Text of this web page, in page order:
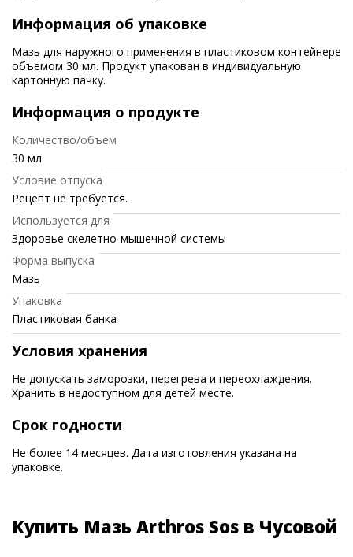
Информация об упаковке
Мазь для наружного применения в пластиковом контейнере
объемом 30 мл. Продукт упакован в индивидуальную
картонную пачку.
Информация о продукте
Количество/объем
30 мл
Условие отпуска
Рецепт не требуется.
Используется для
Здоровье скелетно-мышечной системы
Форма выпуска
Мазь
Упаковка
Пластиковая банка
Условия хранения
Не допускать заморозки, перегрева и переохлаждения.
Хранить в недоступном для детей месте.
Срок годности
Не более 14 месяцев. Дата изготовления указана на
упаковке.
Купить Мазь Arthros Sos в Чусовой